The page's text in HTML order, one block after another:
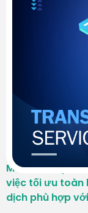
✨
Mokrica
Mokrica xây
việc tối ưu toàn
dịch phù hợp